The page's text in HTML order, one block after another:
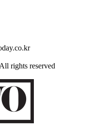
rights reserved